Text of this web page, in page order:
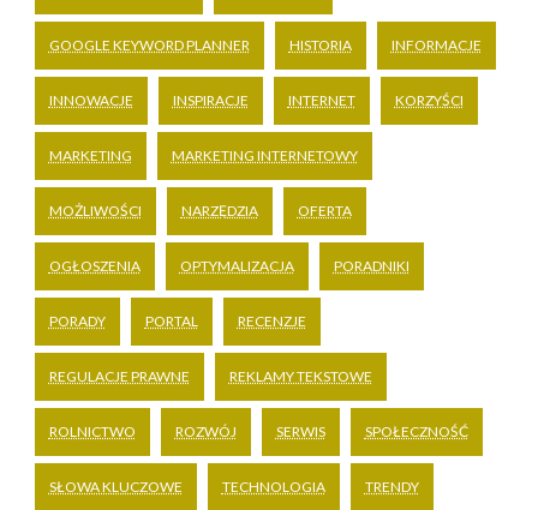
GOOGLE KEYWORD PLANNER HISTORIA INFORMACJE
INNOWACJE INSPIRACJE INTERNET KORZYŚCI
MARKETING MARKETING INTERNETOWY
MOŻLIWOŚCI NARZĘDZIA OFERTA
OGŁOSZENIA OPTYMALIZACJA PORADNIKI
PORADY PORTAL RECENZJE
REGULACJE PRAWNE REKLAMY TEKSTOWE
ROLNICTWO ROZWÓJ SERWIS SPOŁECZNOŚĆ
SŁOWA KLUCZOWE TECHNOLOGIA TRENDY